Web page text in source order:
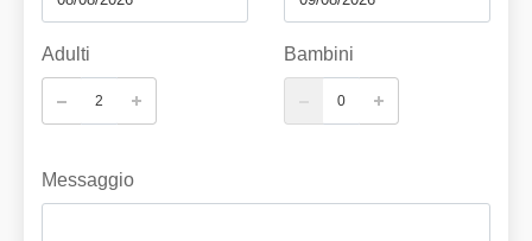
Adulti Bambini
Messaggio